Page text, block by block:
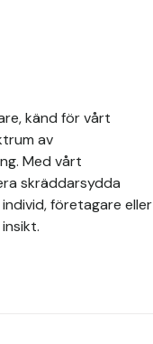
känd för vårt
av
Med vårt
skräddarsydda
företagare eller